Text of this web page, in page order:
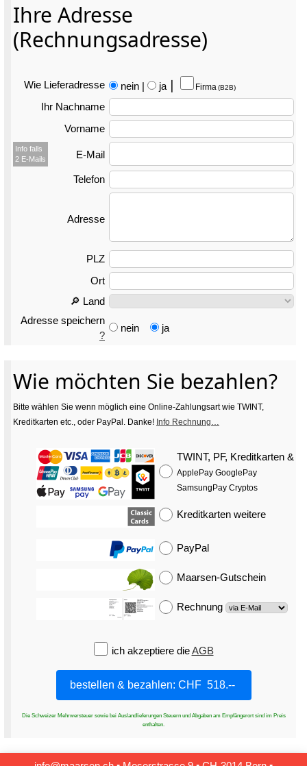
Ihre Adresse
(Rechnungsadresse)
Wie Liefer­adresse nein | ja Firma(B2B)
Ihr Nachname
Vorname
Info falls
2 E-Mails
E-Mail
Telefon
Adresse
PLZ
Ort
🔎 Land
Adresse speichern
?
nein ja
Wie möchten Sie bezahlen?
Bitte wählen Sie wenn möglich eine Online-Zahlungsart wie TWINT,
Kreditkarten etc., oder PayPal. Danke! Info Rechnung…
TWINT, PF, Kreditkarten &
ApplePay GooglePay
SamsungPay Cryptos
Kreditkarten weitere
PayPal
Maarsen-Gutschein
Rechnung
ich akzeptiere dieAGB
Die Schweizer Mehrwersteuer sowie bei Auslandlieferungen Steuern und Abgaben am Empfängerort sind im Preis
enthalten.